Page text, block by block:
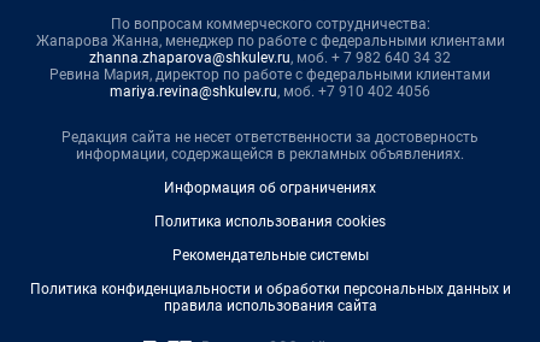
По вопросам коммерческого сотрудничества:
Жапарова Жанна, менеджер по работе с федеральными клиентами
zhanna.zhaparova@shkulev.ru, моб. + 7 982 640 34 32
Ревина Мария, директор по работе с федеральными клиентами
mariya.revina@shkulev.ru, моб. +7 910 402 4056
Редакция сайта не несет ответственности за достоверность
информации, содержащейся в рекламных объявлениях.
Информация об ограничениях
Политика использования cookies
Рекомендательные системы
Политика конфиденциальности и обработки персональных данных и
правила использования сайта